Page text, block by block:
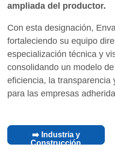
ampliada del productor.
Con esta designación,
fortaleciendo su equipo
especialización técnica y
consolidando un modelo
eficiencia, la transparencia
para las empresas
➡️ Industria y
Construcción